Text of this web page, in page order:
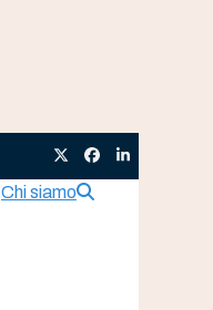
TwitterFacebook
LinkedIn
Chi siamo